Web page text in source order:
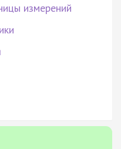
измерений